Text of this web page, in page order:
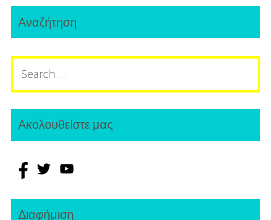
Primary
Sidebar
Αναζήτηση
Search
for:
Ακολουθείστε μας
Διαφήμιση